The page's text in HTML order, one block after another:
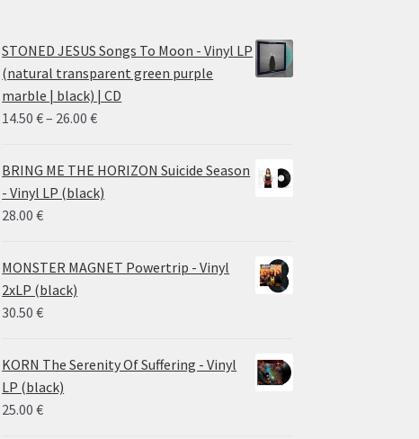
STONED JESUS Songs To Moon - Vinyl LP
(natural transparent green purple
marble | black) | CD
14.50€– 26.00€Price
14.50 €
through
BRING ME THE HORIZON Suicide Season
- Vinyl LP (black)
28.00€
MONSTER MAGNET Powertrip - Vinyl
2xLP (black)
30.50€
KORN The Serenity Of Suffering - Vinyl
LP (black)
25.00€